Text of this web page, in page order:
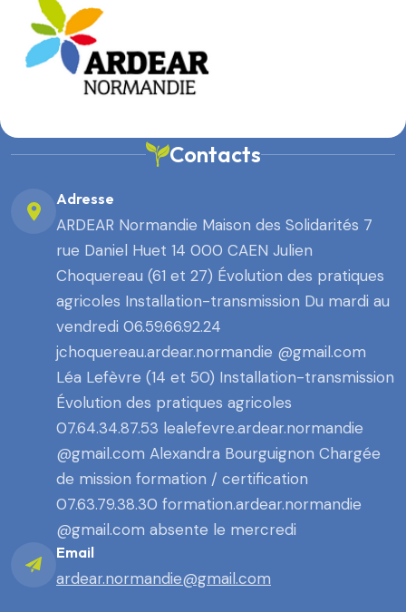
Contacts
Adresse
ARDEAR Normandie Maison des Solidarités 7
rue Daniel Huet 14 000 CAEN Julien
Choquereau (61 et 27) Évolution des pratiques
agricoles Installation-transmission Du mardi au
vendredi 06.59.66.92.24
jchoquereau.ardear.normandie @gmail.com
Léa Lefèvre (14 et 50) Installation-transmission
Évolution des pratiques agricoles
07.64.34.87.53 lealefevre.ardear.normandie
@gmail.com Alexandra Bourguignon Chargée
de mission formation / certification
07.63.79.38.30 formation.ardear.normandie
@gmail.com absente le mercredi
Email
ardear.normandie@gmail.com